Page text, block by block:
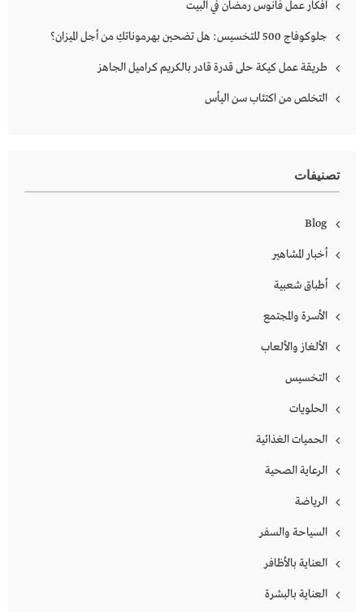
افكار عمل فانوس رمضان في البيت
جلوكوفاج 500 للتخسيس: هل تضحين بهرموناتكِ من أجل الميزان؟
طريقة عمل كيكة حلى قدرة قادر بالكريم كراميل الجاهز
التخلص من اكتئاب سن اليأس
تصنيفات
Blog
أخبار المشاهير
أطباق شعبية
الأسرة والمجتمع
الألغاز والألعاب
التخسيس
الحلويات
الحميات الغذائية
الرعاية الصحية
الرياضة
السياحة والسفر
العناية بالأظافر
العناية بالبشرة